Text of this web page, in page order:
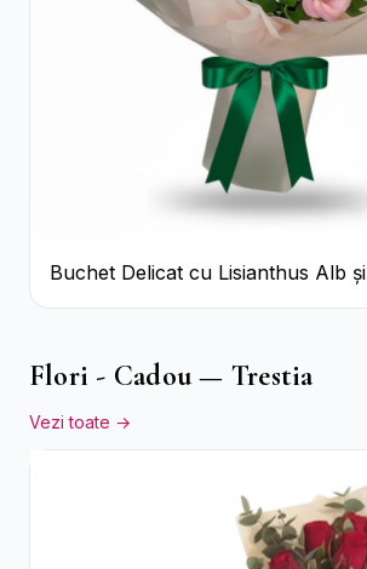
Buchet Delicat cu Lisianthus Alb și
Roz
Flori - Cadou — Trestia
Vezi toate →